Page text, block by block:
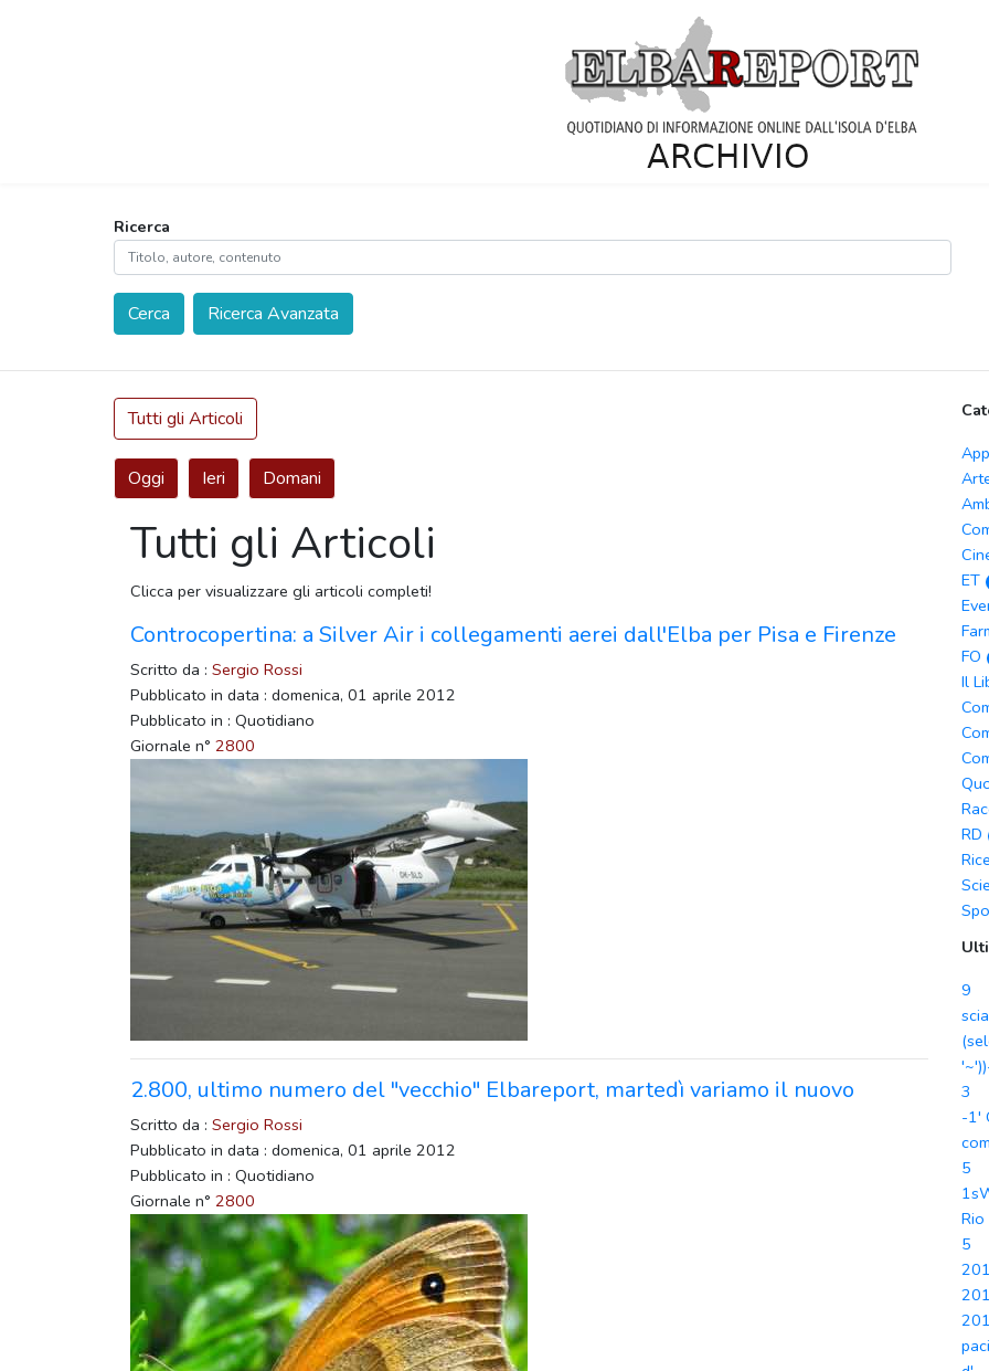
Ricerca
Cerca Ricerca Avanzata
Tutti gli Articoli
Oggi Ieri Domani
Tutti gli Articoli
Clicca per visualizzare gli articoli completi!
Controcopertina: a Silver Air i collegamenti aerei dall'Elba per Pisa e Firenze
Scritto da : Sergio Rossi
Pubblicato in data : domenica, 01 aprile 2012
Pubblicato in : Quotidiano
Giornale n° 2800
2.800, ultimo numero del "vecchio" Elbareport, martedì variamo il nuovo
Scritto da : Sergio Rossi
Pubblicato in data : domenica, 01 aprile 2012
Pubblicato in : Quotidiano
Giornale n° 2800
ET
FO
Il
RD
9
3
-1'
5
Rio
5